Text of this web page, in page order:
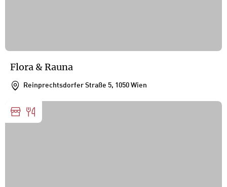
Flora & Rauna
Reinprechtsdorfer Straße 5, 1050 Wien